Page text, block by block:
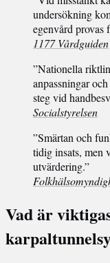
undersökning
egenvård provas
1177 Vårdguiden
”Nationella
anpassningar
steg vid
Socialstyrelsen
”Smärtan och
tidig insats, men
utvärdering.”
Vad är